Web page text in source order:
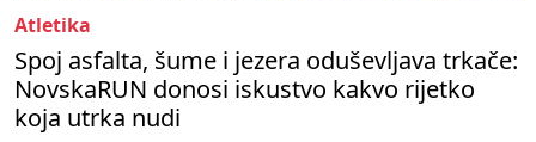
Atletika
Spoj asfalta, šume i jezera oduševljava trkače:
NovskaRUN donosi iskustvo kakvo rijetko
koja utrka nudi